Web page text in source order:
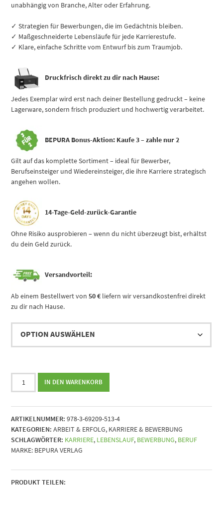
unabhängig von Branche, Alter oder Erfahrung.
✓ Strategien für Bewerbungen, die im Gedächtnis bleiben.
✓ Maßgeschneiderte Lebensläufe für jede Karrierestufe.
✓ Klare, einfache Schritte vom Entwurf bis zum Traumjob.
Druckfrisch direkt zu dir nach Hause:
Jedes Exemplar wird erst nach deiner Bestellung gedruckt – keine
Lagerware, sondern frisch produziert und hochwertig verarbeitet.
BEPURA Bonus-Aktion: Kaufe 3 – zahle nur 2
Gilt auf das komplette Sortiment – ideal für Bewerber,
Berufseinsteiger und Wiedereinsteiger, die ihre Karriere strategisch
angehen wollen.
14-Tage-Geld-zurück-Garantie
Ohne Risiko ausprobieren – wenn du nicht überzeugt bist, erhältst
du dein Geld zurück.
Versandvorteil:
Ab einem Bestellwert von50 € liefern wir versandkostenfrei direkt
zu dir nach Hause.
Die
Kunst
perfekten
Starts
||
Entfalte
deine
mit
maßgeschneiderten
IN DEN WARENKORB
ARTIKELNUMMER: 978-3-69209-513-4
KATEGORIEN: ARBEIT & ERFOLG, KARRIERE & BEWERBUNG
SCHLAGWÖRTER: KARRIERE, LEBENSLAUF, BEWERBUNG, BERUF
MARKE: BEPURA VERLAG
PRODUKT TEILEN: